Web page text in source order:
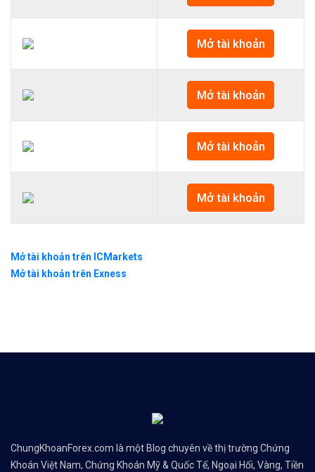
Mở tài khoản
Mở tài khoản
Mở tài khoản
Mở tài khoản
Mở tài khoản trên ICMarkets
Mở tài khoản trên Exness
ChungKhoanForex.com là một Blog chuyên về thị trường Chứng
Khoán Việt Nam, Chứng Khoán Mỹ & Quốc Tế, Ngoại Hối, Vàng, Tiền